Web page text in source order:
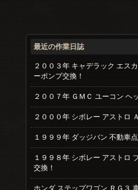
最近の作業日誌
２００３年 キャデラック エス
ーポンプ交換！
２００７年 ＧＭＣ ユーコン ヘ
２０００年 シボレー アストロ
１９９９年 ダッジバン 不動車点
１９９８年 シボレー アストロ
交換！
ホンダ ステップワゴン ＲＧ３